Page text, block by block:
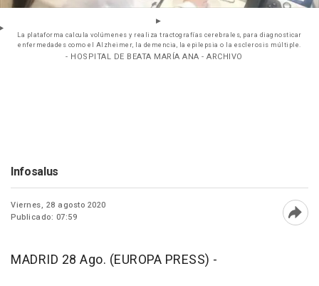
La plataforma calcula volúmenes y realiza tractografías cerebrales, para diagnosticar
enfermedades como el Alzheimer, la demencia, la epilepsia o la esclerosis múltiple.
- HOSPITAL DE BEATA MARÍA ANA - ARCHIVO
Infosalus
Viernes, 28 agosto 2020
Publicado: 07:59
MADRID 28 Ago. (EUROPA PRESS) -